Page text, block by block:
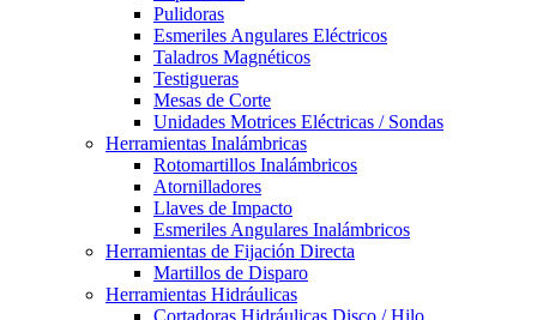
Pulidoras
Esmeriles Angulares Eléctricos
Taladros Magnéticos
Testigueras
Mesas de Corte
Unidades Motrices Eléctricas / Sondas
Herramientas Inalámbricas
Rotomartillos Inalámbricos
Atornilladores
Llaves de Impacto
Esmeriles Angulares Inalámbricos
Herramientas de Fijación Directa
Martillos de Disparo
Herramientas Hidráulicas
Cortadoras Hidráulicas Disco / Hilo